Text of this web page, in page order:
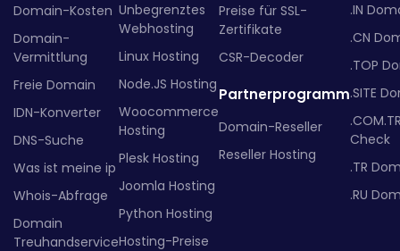
Domain-Kosten
Domain-
Vermittlung
Freie Domain
IDN-Konverter
DNS-Suche
Was ist meine ip
Whois-Abfrage
Domain
Treuhandservice
Unbegrenztes
Webhosting
Linux Hosting
Node.JS Hosting
Woocommerce
Hosting
Plesk Hosting
Joomla Hosting
Python Hosting
Hosting-Preise
Preise für SSL-
Zertifikate
CSR-Decoder
Partnerprogramm
Domain-Reseller
Reseller Hosting
.IN
.CN
.TOP
.SITE
Check
.TR
.RU